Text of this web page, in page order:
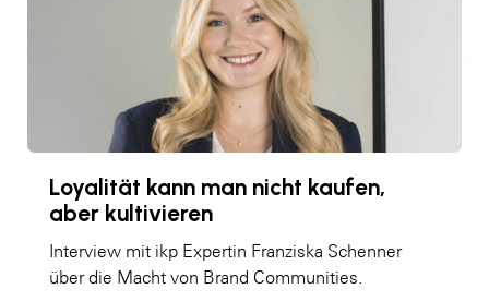
Loyalität kann man nicht kaufen,
aber kultivieren
Interview mit ikp Expertin Franziska Schenner
über die Macht von Brand Communities.